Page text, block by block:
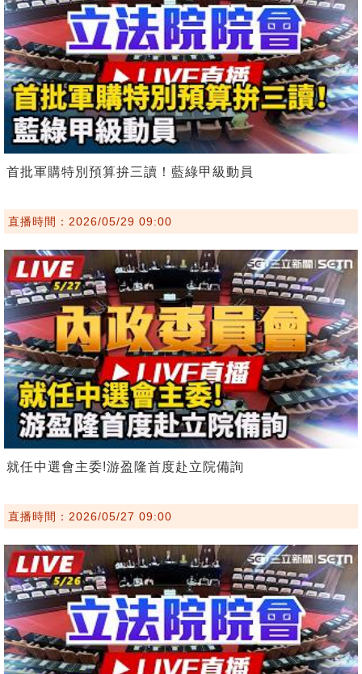
首批軍購特別預算拚三讀！藍綠甲級動員
直播時間：2026/05/29 09:00
就任中選會主委!游盈隆首度赴立院備詢
直播時間：2026/05/27 09:00